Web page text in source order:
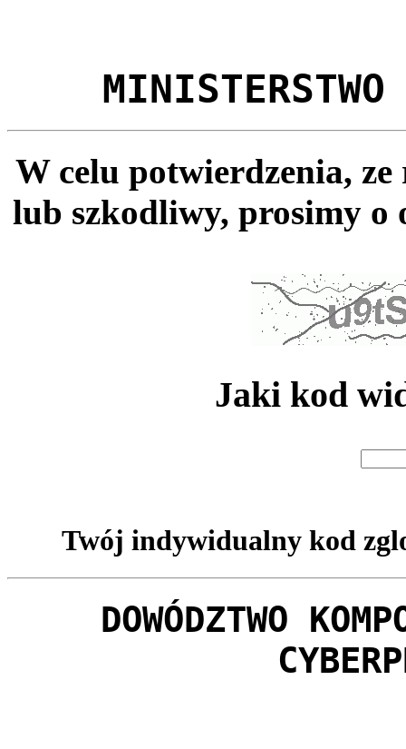
MINISTERSTWO
W celu potwierdzenia,
lub szkodliwy, prosimy o
Jaki kod
Twój indywidualny kod
DOWÓDZTWO